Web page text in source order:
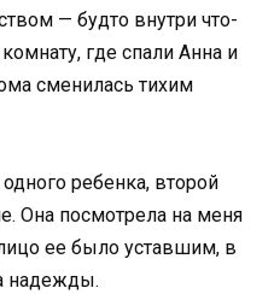
— будто внутри что-
где спали Анна и
сменилась тихим
ребенка, второй
Она посмотрела на меня
ее было уставшим, в
надежды.